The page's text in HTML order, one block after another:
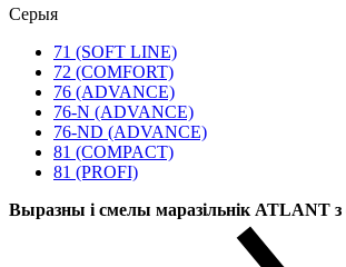
Серыя
71 (SOFT LINE)
72 (COMFORT)
76 (ADVANCE)
76-N (ADVANCE)
76-ND (ADVANCE)
81 (COMPACT)
81 (PROFI)
Выразны і смелы маразільнік ATLANT з